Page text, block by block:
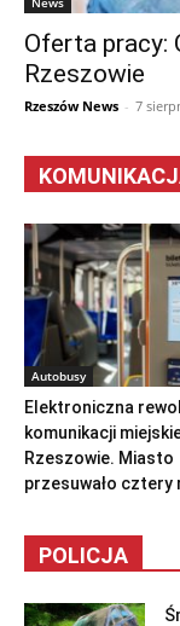
Oferta pracy:
Rzeszowie
Rzeszów News - 7
Autobusy
Elektroniczna
komunikacji
Rzeszowie. Miasto
przesuwało cztery
POLICJA